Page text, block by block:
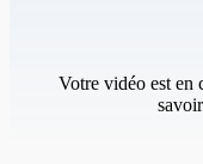
Votre vidéo est en